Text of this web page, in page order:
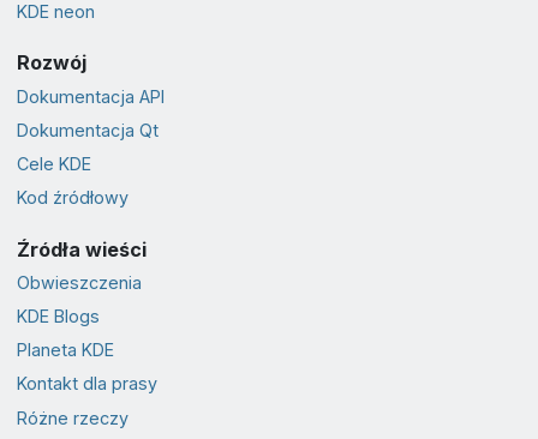
KDE neon
Rozwój
Dokumentacja API
Dokumentacja Qt
Cele KDE
Kod źródłowy
Źródła wieści
Obwieszczenia
KDE Blogs
Planeta KDE
Kontakt dla prasy
Różne rzeczy